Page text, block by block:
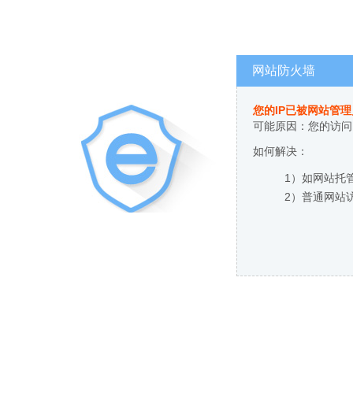
网站防火墙
您的IP已被网站管
可能原因：您的访
如何解决：
1）如网站托
2）普通网站